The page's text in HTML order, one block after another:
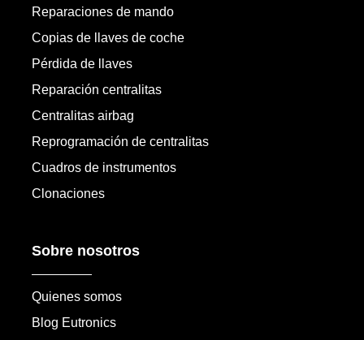
Reparaciones de mando
Copias de llaves de coche
Pérdida de llaves
Reparación centralitas
Centralitas airbag
Reprogramación de centralitas
Cuadros de instrumentos
Clonaciones
Sobre nosotros
Quienes somos
Blog Eutronics